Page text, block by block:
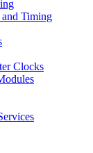
Timing
Clocks